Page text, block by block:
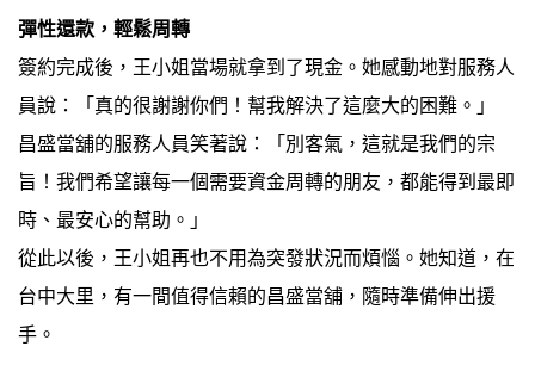
彈性還款，輕鬆周轉
簽約完成後，王小姐當場就拿到了現金。她感動地對服務人
員說：「真的很謝謝你們！幫我解決了這麼大的困難。」
昌盛當舖的服務人員笑著說：「別客氣，這就是我們的宗
旨！我們希望讓每一個需要資金周轉的朋友，都能得到最即
時、最安心的幫助。」
從此以後，王小姐再也不用為突發狀況而煩惱。她知道，在
台中大里，有一間值得信賴的昌盛當舖，隨時準備伸出援
手。